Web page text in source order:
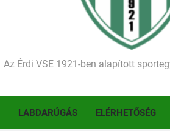
Történelmet írt az I.
Az Érdi VSE 1921-ben alapított
LABDARÚGÁS ELÉRHETŐSÉG